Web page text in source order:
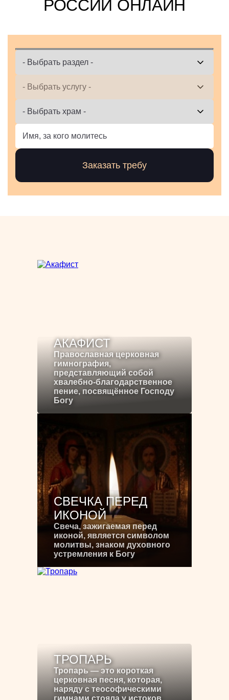
РОССИИ ОНЛАЙН
АКАФИСТ
Православная церковная
гимнография,
представляющий собой
хвалебно-благодарственное
пение, посвящённое Господу
Богу
СВЕЧКА ПЕРЕД
ИКОНОЙ
Свеча, зажигаемая перед
иконой, является символом
молитвы, знаком духовного
устремления к Богу
ТРОПАРЬ
Тропарь — это короткая
церковная песня, которая,
наряду с теософическими